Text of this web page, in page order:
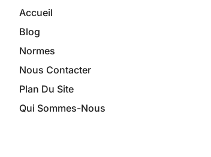
Accueil
Blog
Normes
Nous Contacter
Plan Du Site
Qui Sommes-Nous